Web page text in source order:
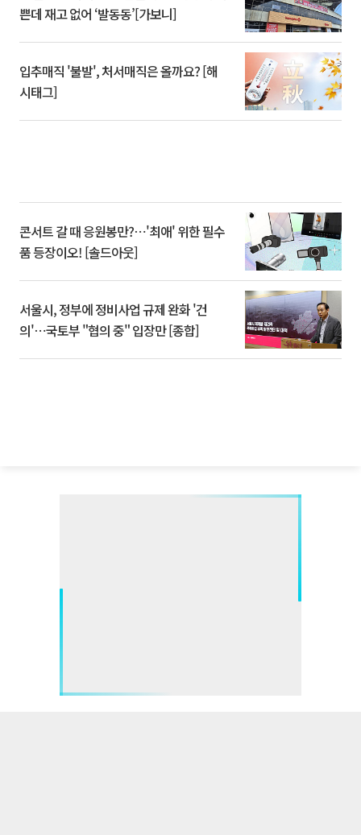
쁜데 재고 없어 ‘발동동’[가보니]
입추매직 '불발', 처서매직은 올까요? [해
시태그]
콘서트 갈 때 응원봉만?⋯'최애' 위한 필수
품 등장이오! [솔드아웃]
서울시, 정부에 정비사업 규제 완화 '건
의'⋯국토부 "협의 중" 입장만 [종합]